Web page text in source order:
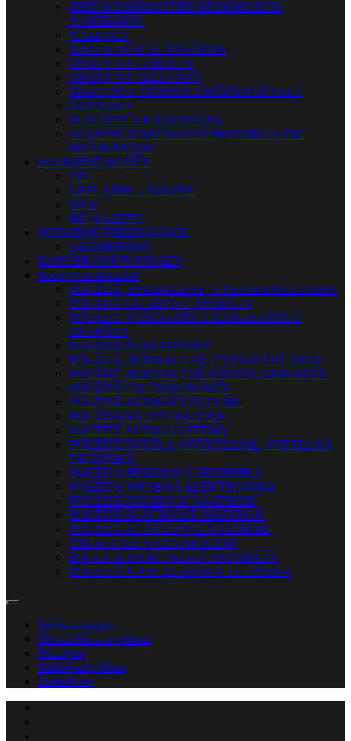
REPLIKY-MINIATÚRY HUDOBNÝCH
NÁSTROJOV
NÁLEPKY
NAFUKOVACIE NÁSTROJE
OBALY NA TABLETY
OBALY NA TELEFÓNY
NÁSTENNÉ HODINY Z RÔZNYCH VECÍ
ODZNAKY
PLAGÁTY A KALENDÁRE
OSTATNÉ DARČEKOVÉ PREDMETY PRE
MUZIKANTOV
HUDOBNÉ NOSIČE
CD
LP PLATNE – VINYLY
DVD
MG KAZETY
HUDOBNÉ PREHRÁVAČE
GRAMOFÓNY
DARČEKOVÉ POUKAZY
B-STOCK/BAZÁR
POUŽITÉ, ROZBALENÉ, VYSTAVENÉ GITARY
POUŽITÉ GITAROVÉ APARÁTY
POUŽITÉ BASGITARY A BASGITAROVÉ
APARÁTY
POUŽITÉ ELEKTRÓNKY
POUŽITÉ, ROZBALENÉ, VYSTAVENÉ BICIE
POUŽITÉ, ROZBALENÉ VINYLY, LP PLATNE
POUŽITÉ CD / DVD NOSIČE
POUŽITÉ AUDIO KAZETY MG
POUŽÍVANÁ LITERATÚRA
POUŽITÉ AUDIO SYSTÉMY
POUŽITÉ SVETLÁ, OSVETLENIE, SVETELNÁ
TECHNIKA
POUŽITÁ ŠTÚDIOVÁ TECHNIKA
POUŽITÁ DROBNÁ ELEKTRONIKA
POUŽITÉ DYCHOVÉ NÁSTROJE
POUŽITÉ SLÁČIKOVÉ NÁSTROJE
POUŽITÉ KLÁVESOVÉ NÁSTROJE
OBLEČENIE S CHYBIČKAMI
B-STOCK DARČEKOVÉ PREDMETY
POUŽITÁ KANCELÁRSKA TECHNIKA
Servis a opravy
Ozvučenie a osvetlenie
Prenájom
Nahrávacie štúdio
ŠkolaNové